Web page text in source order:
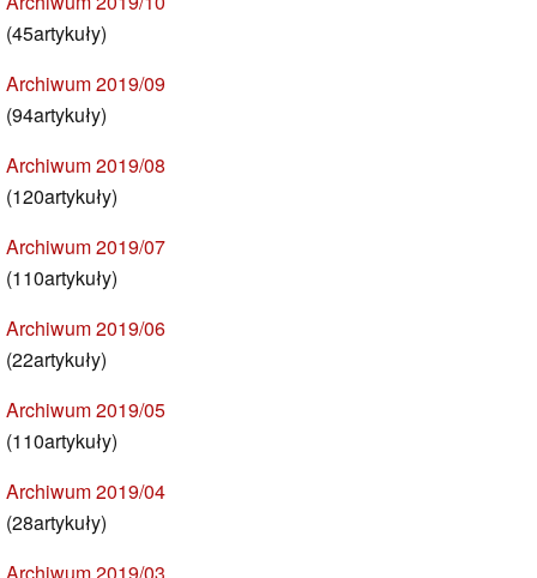
(45artykuły)
Archiwum 2019/09
(94artykuły)
Archiwum 2019/08
(120artykuły)
Archiwum 2019/07
(110artykuły)
Archiwum 2019/06
(22artykuły)
Archiwum 2019/05
(110artykuły)
Archiwum 2019/04
(28artykuły)